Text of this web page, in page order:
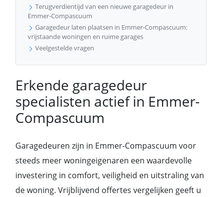
Terugverdientijd van een nieuwe garagedeur in
Emmer-Compascuum
Garagedeur laten plaatsen in Emmer-Compascuum:
vrijstaande woningen en ruime garages
Veelgestelde vragen
Erkende garagedeur
specialisten actief in Emmer-
Compascuum
Garagedeuren zijn in Emmer-Compascuum voor
steeds meer woningeigenaren een waardevolle
investering in comfort, veiligheid en uitstraling van
de woning. Vrijblijvend offertes vergelijken geeft u